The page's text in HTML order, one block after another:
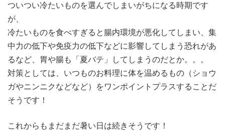
ついつい冷たいものを選んでしまいがちになる時期です
が、
冷たいものを食べすぎると腸内環境が悪化してしまい、集
中力の低下や免疫力の低下などに影響してしまう恐れがあ
るなど、胃や腸も「夏バテ」してしまうのだとか。。。
対策としては、いつものお料理に体を温めるもの（ショウ
ガやニンニクなどなど）をワンポイントプラスすることだ
そうです！
これからもまだまだ暑い日は続きそうです！